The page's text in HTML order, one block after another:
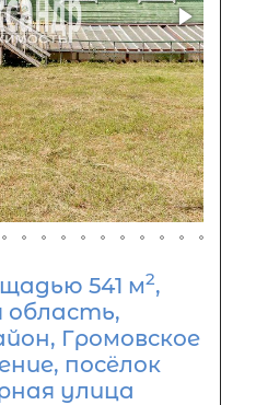
541 м2,
область,
Громовское
посёлок
улица